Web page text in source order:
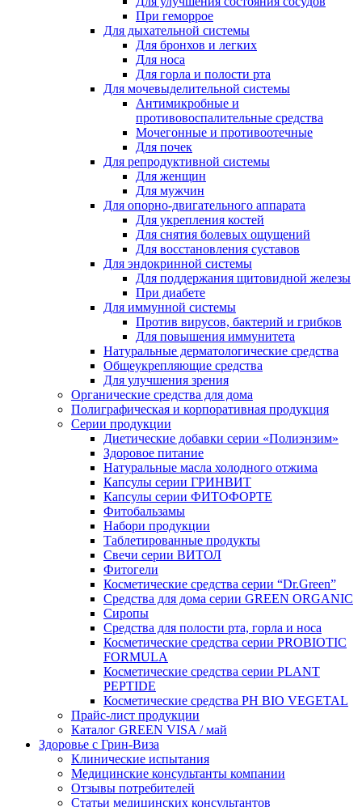
При геморрое
Для дыхательной системы
Для бронхов и легких
Для носа
Для горла и полости рта
Для мочевыделительной системы
Антимикробные и
противовоспалительные средства
Мочегонные и противоотечные
Для почек
Для репродуктивной системы
Для женщин
Для мужчин
Для опорно-двигательного аппарата
Для укрепления костей
Для снятия болевых ощущений
Для восстановления суставов
Для эндокринной системы
Для поддержания щитовидной железы
При диабете
Для иммунной системы
Против вирусов, бактерий и грибков
Для повышения иммунитета
Натуральные дерматологические средства
Общеукрепляющие средства
Для улучшения зрения
Органические средства для дома
Полиграфическая и корпоративная продукция
Серии продукции
Диетические добавки серии «Полиэнзим»
Здоровое питание
Натуральные масла холодного отжима
Капсулы серии ГРИНВИТ
Капсулы серии ФИТОФОРТЕ
Фитобальзамы
Набори продукции
Таблетированные продукты
Свечи серии ВИТОЛ
Фитогели
Косметические средства серии “Dr.Green”
Средства для дома серии GREEN ORGANIC
Сиропы
Средства для полости рта, горла и носа
Косметические средства серии PROBIOTIC
FORMULA
Косметические средства серии PLANT
PEPTIDE
Косметические средства PH BIO VEGETAL
Прайс-лист продукции
Каталог GREEN VISA / май
Здоровье с Грин-Виза
Клинические испытания
Медицинские консультанты компании
Отзывы потребителей
Статьи медицинских консультантов